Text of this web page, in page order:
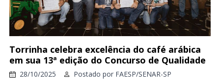
Torrinha celebra excelência do café arábica
em sua 13ª edição do Concurso de Qualidade
28/10/2025 Postado por FAESP/SENAR-SP